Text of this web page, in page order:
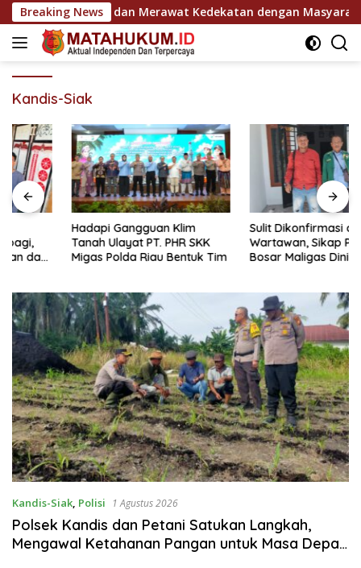
Langsung
ke
konten
Breaking Newsdan Merawat Kedekatan dengan Masyarakat
Kandis-Siak
Hadapi Gangguan Klim
Tanah Ulayat PT. PHR SKK
Migas Polda Riau Bentuk Tim
Sulit Dikonfirmasi dan Alergi
Wartawan, Sikap Pangulu di
Bosar Maligas Dinilai Abaikan
Kandis-Siak, Polisi 1 Agustus 2026
Polsek Kandis dan Petani Satukan Langkah,
Mengawal Ketahanan Pangan untuk Masa Depan